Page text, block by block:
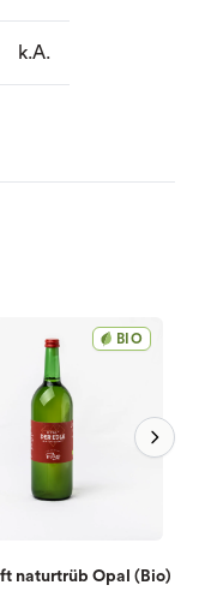
k.A.
BIO
naturtrüb Opal (Bio)